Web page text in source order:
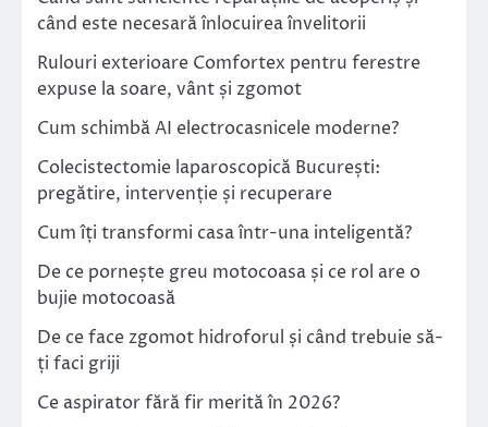
când este necesară înlocuirea învelitorii
Rulouri exterioare Comfortex pentru ferestre
expuse la soare, vânt și zgomot
Cum schimbă AI electrocasnicele moderne?
Colecistectomie laparoscopică București:
pregătire, intervenție și recuperare
Cum îți transformi casa într-una inteligentă?
De ce pornește greu motocoasa și ce rol are o
bujie motocoasă
De ce face zgomot hidroforul și când trebuie să-
ți faci griji
Ce aspirator fără fir merită în 2026?